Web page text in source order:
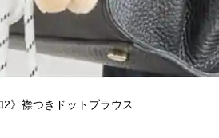
2》襟つきドットブラウス